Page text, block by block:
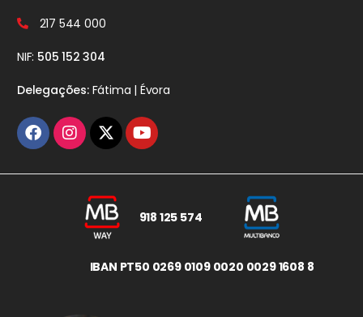
217 544 000
NIF: 505 152 304
Delegações:Fátima | Évora
918 125 574
IBAN PT50 0269 0109 0020 0029 1608 8